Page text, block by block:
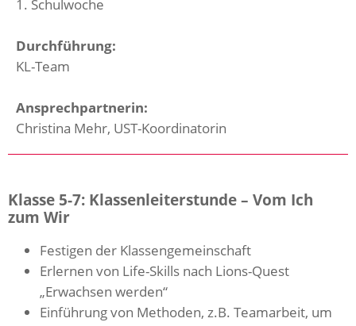
1. Schulwoche
Durchführung:
KL-Team
Ansprechpartnerin:
Christina Mehr, UST-Koordinatorin
Klasse 5-7: Klassenleiterstunde – Vom Ich
zum Wir
Festigen der Klassengemeinschaft
Erlernen von Life-Skills nach Lions-Quest
„Erwachsen werden“
Einführung von Methoden, z.B. Teamarbeit, um